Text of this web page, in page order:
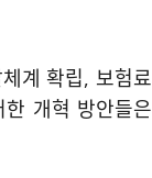
계 확립, 보험료
개혁 방안들은